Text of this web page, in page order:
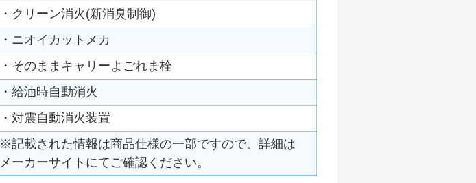
・クリーン消火(新消臭制御)
・ニオイカットメカ
・そのままキャリーよごれま栓
・給油時自動消火
・対震自動消火装置
※記載された情報は商品仕様の一部ですので、詳細は
メーカーサイトにてご確認ください。